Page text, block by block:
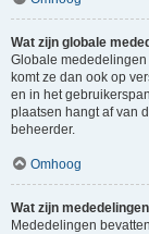
Wat zijn globale
Globale
komt ze dan ook op
en in het
plaatsen hangt af van
beheerder.
Omhoog
Wat zijn
Mededelingen